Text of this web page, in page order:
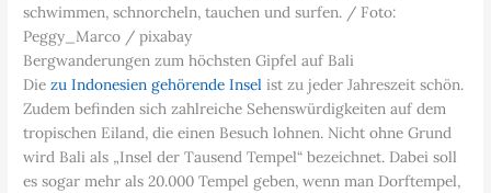
schwimmen, schnorcheln, tauchen und surfen. / Foto:
Peggy_Marco / pixabay
Bergwanderungen zum höchsten Gipfel auf Bali
Diezu Indonesien gehörende Insel ist zu jeder Jahreszeit schön.
Zudem befinden sich zahlreiche Sehenswürdigkeiten auf dem
tropischen Eiland, die einen Besuch lohnen. Nicht ohne Grund
wird Bali als „Insel der Tausend Tempel“ bezeichnet. Dabei soll
es sogar mehr als 20.000 Tempel geben, wenn man Dorftempel,